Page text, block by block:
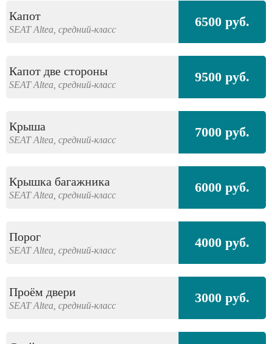
Капот
SEATAltea, средний-класс 6500 руб.
Капот две стороны
SEATAltea, средний-класс 9500 руб.
Крыша
SEATAltea, средний-класс 7000 руб.
Крышка багажника
SEATAltea, средний-класс 6000 руб.
Порог
SEATAltea, средний-класс 4000 руб.
Проём двери
SEATAltea, средний-класс 3000 руб.